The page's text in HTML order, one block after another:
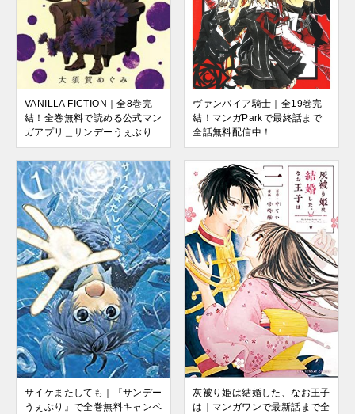
VANILLA FICTION｜全8巻完
結！全巻無料で読める公式マン
ガアプリ＿サンデーうぇぶり
ヴァンパイア騎士｜全19巻完
結！マンガParkで最終話まで
全話無料配信中！
サイケまたしても｜『サンデー
うぇぶり』で全巻無料キャンペ
灰被り姫は結婚した、なお王子
は｜マンガワンで最新話まで全